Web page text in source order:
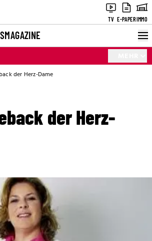
TV E-PAPERIMMO
MAGAZINE
der Herz-Dame
der Herz-